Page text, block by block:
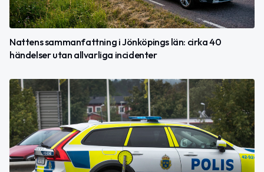
Nattens sammanfattning i Jönköpings län: cirka 40
händelser utan allvarliga incidenter